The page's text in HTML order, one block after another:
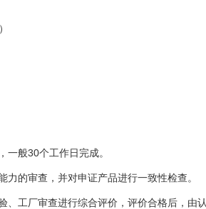
般30个工作日完成。
的审查，并对申证产品进行一致性检查。
工厂审查进行综合评价，评价合格后，由认